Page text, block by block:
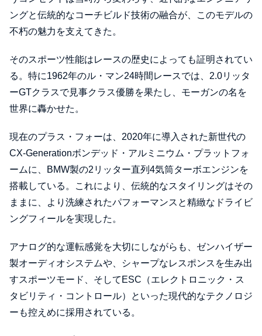
ングと伝統的なコーチビルド技術の融合が、このモデルの
不朽の魅力を支えてきた。
そのスポーツ性能はレースの歴史によっても証明されてい
る。特に1962年のル・マン24時間レースでは、2.0リッタ
ーGTクラスで見事クラス優勝を果たし、モーガンの名を
世界に轟かせた。
現在のプラス・フォーは、2020年に導入された新世代の
CX-Generationボンデッド・アルミニウム・プラットフォ
ームに、BMW製の2リッター直列4気筒ターボエンジンを
搭載している。これにより、伝統的なスタイリングはその
ままに、より洗練されたパフォーマンスと精緻なドライビ
ングフィールを実現した。
アナログ的な運転感覚を大切にしながらも、ゼンハイザー
製オーディオシステムや、シャープなレスポンスを生み出
すスポーツモード、そしてESC（エレクトロニック・ス
タビリティ・コントロール）といった現代的なテクノロジ
ーも控えめに採用されている。